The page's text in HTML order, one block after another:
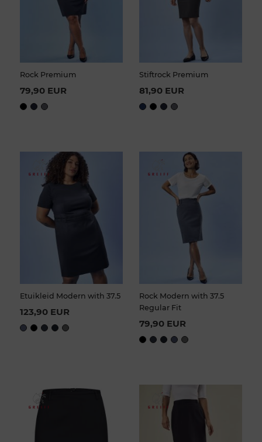
Rock Premium
79,90 EUR
Stiftrock Premium
81,90 EUR
Etuikleid Modern with 37.5
123,90 EUR
Rock Modern with 37.5
Regular Fit
79,90 EUR